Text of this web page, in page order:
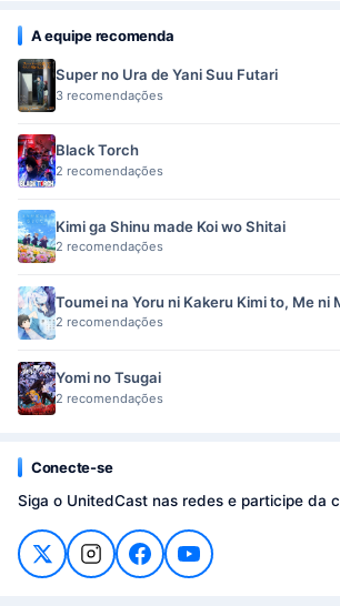
A equipe recomenda
Super no Ura de Yani Suu Futari
3 recomendações
Black Torch
2 recomendações
Kimi ga Shinu made Koi wo Shitai
2 recomendações
Toumei na Yoru ni Kakeru Kimi to, Me ni
2 recomendações
Yomi no Tsugai
2 recomendações
Conecte-se
Siga o UnitedCast nas redes e participe da